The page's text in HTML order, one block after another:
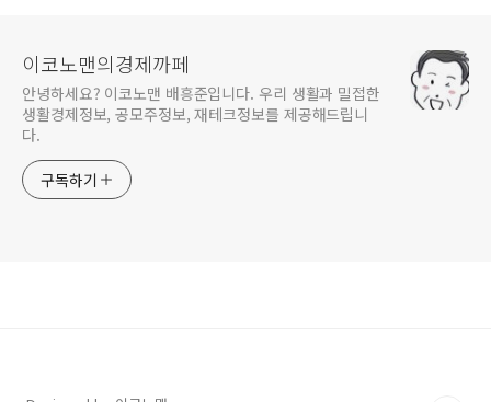
이코노맨의경제까페
안녕하세요? 이코노맨 배흥준입니다. 우리 생활과 밀접한
생활경제정보, 공모주정보, 재테크정보를 제공해드립니
다.
구독하기